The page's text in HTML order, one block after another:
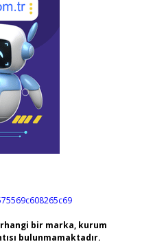
bir marka, kurum
bulunmamaktadır.